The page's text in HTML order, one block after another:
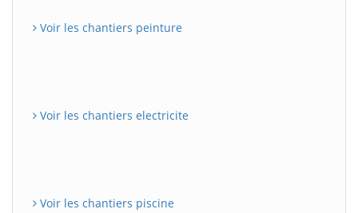
Voir les chantiers peinture
Voir les chantiers electricite
Voir les chantiers piscine